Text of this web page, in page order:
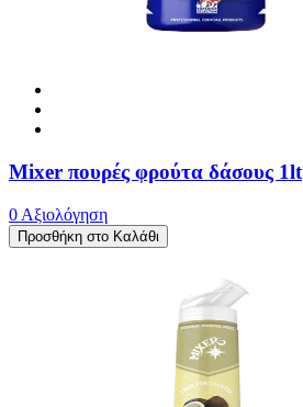
Mixer πουρές φρούτα δάσους 1lt
0 Αξιολόγηση
Προσθήκη στο Καλάθι